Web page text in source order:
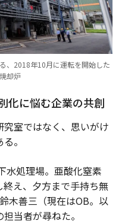
、2018年10月に運転を開始した
却炉
化に悩む企業の共創
室ではなく、思いがけ
。
水処理場。亜酸化窒素
え、夕方まで手持ち無
木善三（現在はOB。以
当者が尋ねた。